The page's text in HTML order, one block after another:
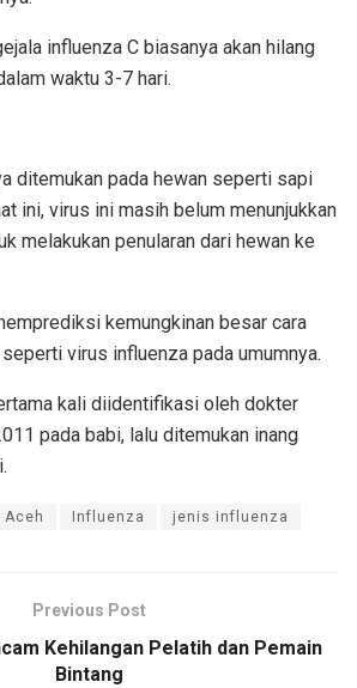
influenza C biasanya akan hilang
waktu 3-7 hari.
ditemukan pada hewan seperti sapi
ini, virus ini masih belum menunjukkan
melakukan penularan dari hewan ke
kemungkinan besar cara
virus influenza pada umumnya.
kali diidentifikasi oleh dokter
pada babi, lalu ditemukan inang
Aceh Influenza jenis influenza
Previous Post
Kehilangan Pelatih dan Pemain
Bintang